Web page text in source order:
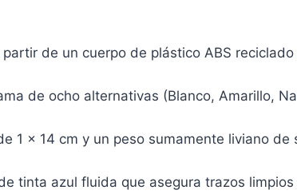
de un cuerpo de plástico ABS
de ocho alternativas (Blanco, Amarillo,
1 x 14 cm y un peso sumamente liviano
tinta azul fluida que asegura trazos